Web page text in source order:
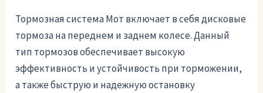
Тормозная система Мот включает в себя дисковые
тормоза на переднем и заднем колесе. Данный
тип тормозов обеспечивает высокую
эффективность и устойчивость при торможении,
а также быструю и надежную остановку